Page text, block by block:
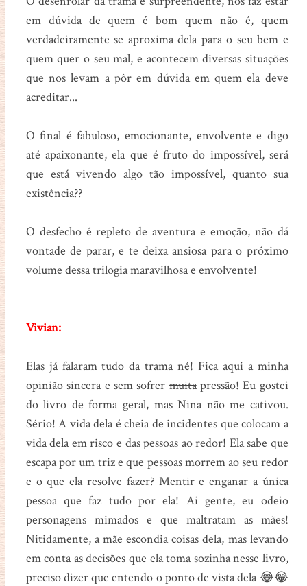
em dúvida de quem é bom quem não é, quem
verdadeiramente se aproxima dela para o seu bem e
quem quer o seu mal, e acontecem diversas situações
que nos levam a pôr em dúvida em quem ela deve
acreditar...
O final é fabuloso, emocionante, envolvente e digo
até apaixonante, ela que é fruto do impossível, será
que está vivendo algo tão impossível, quanto sua
existência??
O desfecho é repleto de aventura e emoção, não dá
vontade de parar, e te deixa ansiosa para o próximo
volume dessa trilogia maravilhosa e envolvente!
Vivian:
Elas já falaram tudo da trama né! Fica aqui a minha
opinião sincera e sem sofrermuitapressão! Eu gostei
do livro de forma geral, mas Nina não me cativou.
Sério! A vida dela é cheia de incidentes que colocam a
vida dela em risco e das pessoas ao redor! Ela sabe que
escapa por um triz e que pessoas morrem ao seu redor
e o que ela resolve fazer? Mentir e enganar a única
pessoa que faz tudo por ela! Ai gente, eu odeio
personagens mimados e que maltratam as mães!
Nitidamente, a mãe escondia coisas dela, mas levando
em conta as decisões que ela toma sozinha nesse livro,
preciso dizer que entendo o ponto de vista dela 😂😂